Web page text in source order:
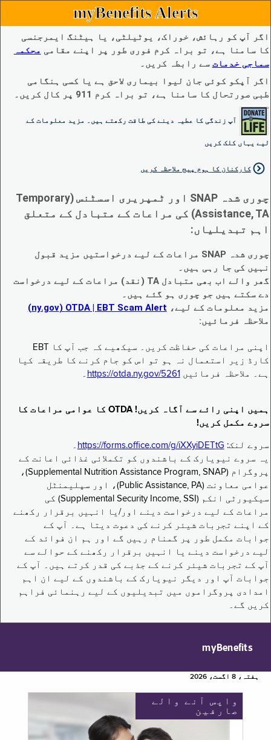
myBenefits Alerts
اگر آپ کو رہائش، خوراک، یوٹیلٹی، یا ہیٹنگ ایمرجنسی
کا سامنا ہے، تو براہ کرم فوری طور پر اپنے مقامی محکمہ
سماجی خدمات سے رابطہ کریں۔
اگر آپکو کوئی جان لیوا بیماری لاحق ہے یا کسی ہنگامی
طبی صورتحال کا سامنا ہے، تو براہ کرم 911 پر کال کریں۔
آپ زندگی کا عطیہ دینے کی طاقت رکھتے ہیں۔ مزید معلومات کے
لیے یہاں کلک کریں
کارکنان کا ہوم پیج ملاحظہ کریں
چوری شدہ SNAP اور ٹمپریری اسسٹنس (Temporary
Assistance, TA) کی مراعات کے متبادل کے متعلق
اہم تبدیلیاں:
چوری شدہ SNAP مراعات کے لیے درخواستیں مزید قبول
نہیں کی جا رہی ہیں۔
گھر والے اب بھی متبادل TA (نقد) مراعات کے لیے درخواست
دے سکتے ہیں جو چوری ہو گئے ہیں۔
مزید معلومات کے لیے، EBT Scam Alert ‏| OTDA ‏(ny.gov)
ملاحظہ فرمائیں:
اپنی مراعات کی حفاظت کریں۔ سیکھیے کہ جب آپ کا EBT
کارڈ زیر استعمال نہ ہو تو اس کو جام کرنے کا طریقہ کیا
ہے۔ ملاحظہ فرمائیں https://otda.ny.gov/5261 ۔
ہمیں اپنی رائے سے آگاہ کریں! OTDA کا عوامی مراعات کا
سروے مکمل کریں!
سروے لنک: https://forms.office.com/g/iXXyiDETtG ۔
یہ سروے نیویارک کے باشندوں کو تکملائی غذائی اعانت کے
پروگرام (Supplemental Nutrition Assistance Program, SNAP)،
عوامی معاونت (Public Assistance, PA)، اور سپلیمنٹل
سیکیورٹی انکم (Supplemental Security Income, SSI) کی
مراعات کے لیے درخواست دینے اور/یا انہیں برقرار رکھنے
کے اپنے تجربات شیئر کرنے کی دعوت دیتا ہے۔ آپ کے
جوابات مکمل طور پر گمنام رہیں گے اور ہم ان فوائد کے
لیے درخواست دینے یا انہیں برقرار رکھنے کے حوالے سے
آپ کے تجربات شیئر کرنے کے جذبے کی قدر کرتے ہیں۔ آپ کے
جوابات آپ اور دیگر نیویارک کے باشندوں کے لیے ان اہم
امدادی پروگراموں میں تبدیلیوں کے لیے رہنمائی فراہم
کریں گے۔
myBenefits
ہفتہ، 8 اگست، 2026
واپس آنے والے
صارفین